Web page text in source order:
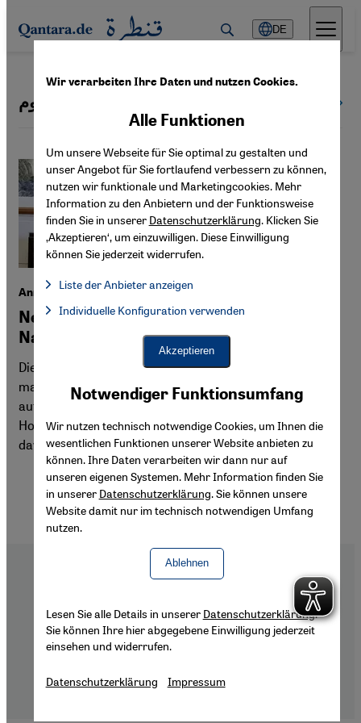
Direkt zum Inhalt springen
DE
السعودية اليوم
Annäherung zwischen Iran und Saudi-Arabien
Neue Perspektiven für den Fußball in
Nahost
Die Ankündigung von Saudi-Arabien und Iran im März,
man werde wieder diplomatische Beziehungen
aufnehmen, hat viele überrascht. Nun besteht die
Hoffnung, dass auch der Fußball in der gesamten Region
davon profitieren wird.
FooterÜber Uns
Impressum
Barrierefreiheitserklärung
Wir verarbeiten Ihre Daten und nutzen Cookies.
Notwendiger Funktionsumfang
Wir nutzen technisch notwendige Cookies, um Ihnen die
wesentlichen Funktionen unserer Website anbieten zu
können. Ihre Daten verarbeiten wir dann nur auf
unseren eigenen Systemen. Mehr Information finden Sie
in unserer Datenschutzerklärung. Sie können unsere
Website damit nur im technisch notwendigen Umfang
nutzen.
Ablehnen
Alle Funktionen
Um unsere Webseite für Sie optimal zu gestalten und
unser Angebot für Sie fortlaufend verbessern zu können,
nutzen wir funktionale und Marketingcookies. Mehr
Information zu den Anbietern und der Funktionsweise
finden Sie in unserer Datenschutzerklärung. Klicken Sie
‚Akzeptieren‘, um einzuwilligen. Diese Einwilligung
können Sie jederzeit widerrufen.
Liste der Anbieter anzeigen
Facebook Embed / Facebook Connect, Google Maps Embed,
Facebook Embed / Facebook Connect
Google Maps Embed
Individuelle Konfiguration verwenden
Akzeptieren
Lesen Sie alle Details in unserer Datenschutzerklärung.
Sie können Ihre hier abgegebene Einwilligung jederzeit
einsehen und widerrufen.
Datenschutzerklärung Impressum